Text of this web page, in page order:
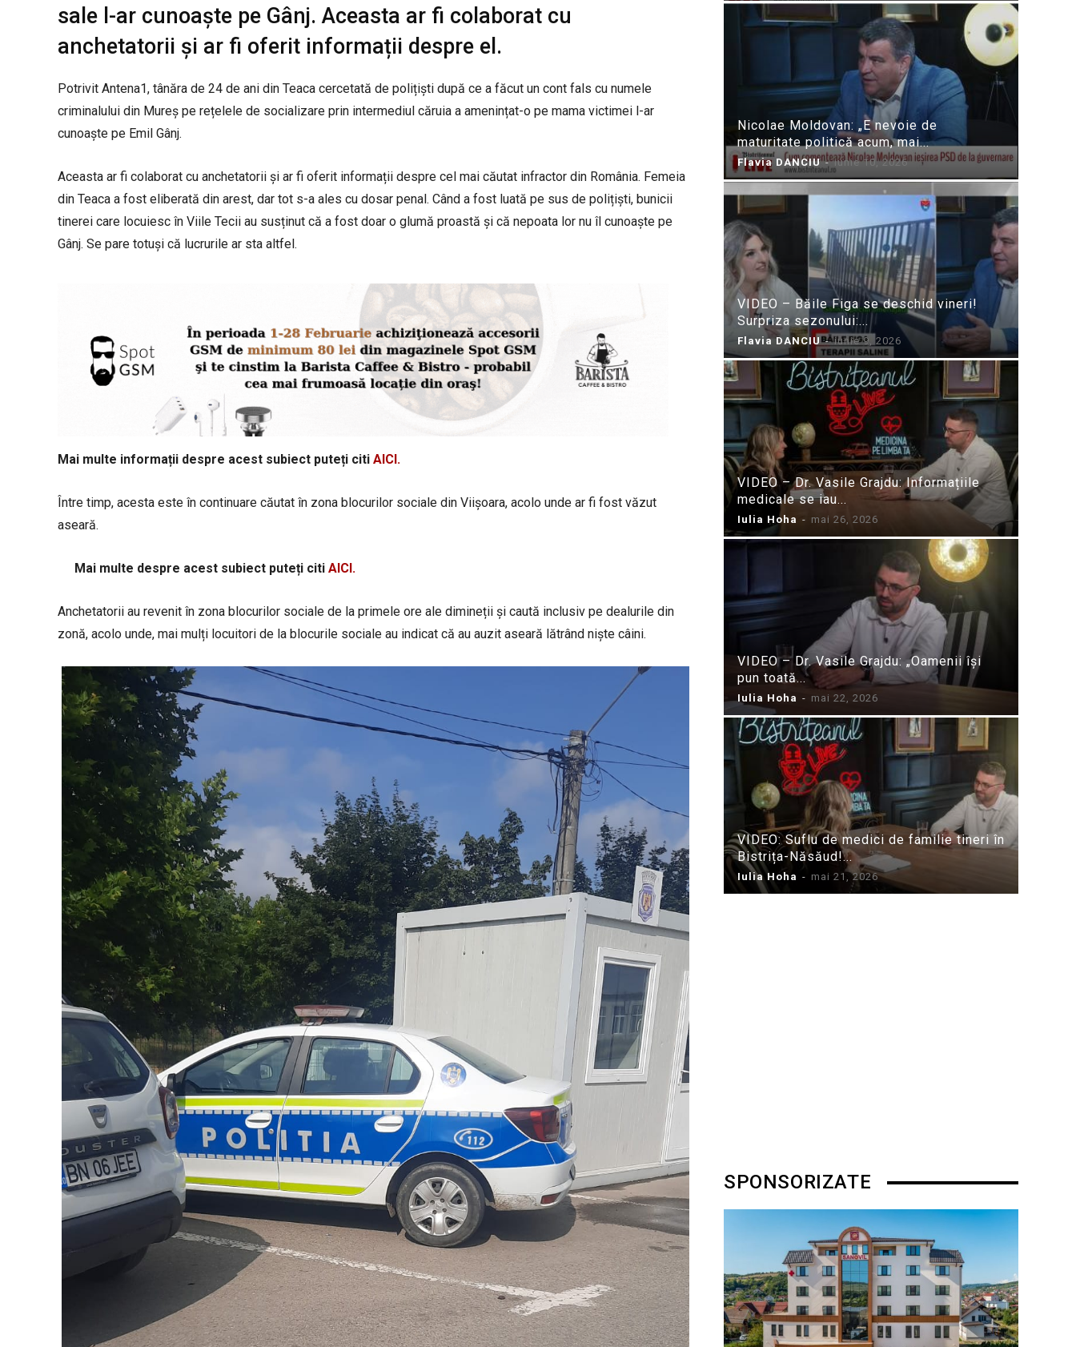
sale l-ar cunoaște pe Gânj. Aceasta ar fi colaborat cu
anchetatorii și ar fi oferit informații despre el.
Potrivit Antena1, tânăra de 24 de ani din Teaca cercetată de polițiști după ce a făcut un cont fals cu numele
criminalului din Mureș pe rețelele de socializare prin intermediul căruia a amenințat-o pe mama victimei l-ar
cunoaște pe Emil Gânj.
Aceasta ar fi colaborat cu anchetatorii și ar fi oferit informații despre cel mai căutat infractor din România. Femeia
din Teaca a fost eliberată din arest, dar tot s-a ales cu dosar penal. Când a fost luată pe sus de polițiști, bunicii
tinerei care locuiesc în Viile Tecii au susținut că a fost doar o glumă proastă și că nepoata lor nu îl cunoaște pe
Gânj. Se pare totuși că lucrurile ar sta altfel.
Mai multe informații despre acest subiect puteți citi AICI.
Între timp, acesta este în continuare căutat în zona blocurilor sociale din Viișoara, acolo unde ar fi fost văzut
aseară.
Mai multe despre acest subiect puteți citi AICI.
Anchetatorii au revenit în zona blocurilor sociale de la primele ore ale dimineții și caută inclusiv pe dealurile din
zonă, acolo unde, mai mulți locuitori de la blocurile sociale au indicat că au auzit aseară lătrând niște câini.
Nicolae Moldovan: „E nevoie de
maturitate politică acum, mai...
Flavia DANCIU - iunie 10, 2026
VIDEO – Băile Figa se deschid vineri!
Surpriza sezonului:...
Flavia DANCIU - iunie 9, 2026
VIDEO – Dr. Vasile Grajdu: Informațiile
medicale se iau...
Iulia Hoha - mai 26, 2026
VIDEO – Dr. Vasile Grajdu: „Oamenii își
pun toată...
Iulia Hoha - mai 22, 2026
VIDEO: Suflu de medici de familie tineri în
Bistrița-Năsăud!...
Iulia Hoha - mai 21, 2026
SPONSORIZATE